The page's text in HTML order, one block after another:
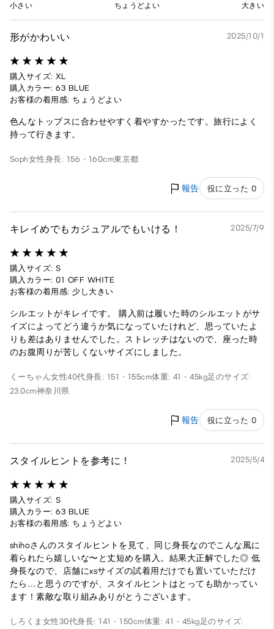
小さい ちょうどよい 大きい
形がかわいい 2025/10/1
購入サイズ: XL
購入カラー: 63 BLUE
お客様の着用感: ちょうどよい
色んなトップスに合わせやすく着やすかったです。旅行によく
持って行きます。
Soph女性身長: 156 - 160cm東京都
報告 役に立った 0
キレイめでもカジュアルでもいける！ 2025/7/9
購入サイズ: S
購入カラー: 01 OFF WHITE
お客様の着用感: 少し大きい
シルエットがキレイです。 購入前は履いた時のシルエットがサ
イズによってどう違うか気になっていたけれど、思っていたよ
りも差はありませんでした。ストレッチはないので、座った時
のお腹周りが苦しくないサイズにしました。
くーちゃん女性40代身長: 151 - 155cm体重: 41 - 45kg足のサイズ:
23.0cm神奈川県
報告 役に立った 0
スタイルヒントを参考に！ 2025/5/4
購入サイズ: S
購入カラー: 63 BLUE
お客様の着用感: ちょうどよい
shihoさんのスタイルヒントを見て、同じ身長なのでこんな風に
着られたら嬉しいな〜と丈短めを購入。結果大正解でした◎ 低
身長なので、店舗にxsサイズの試着用だけでも置いていただけ
たら…と思うのですが、スタイルヒントはとっても助かってい
ます！素敵な取り組みありがとうございます。
しろくま 女性30代身長: 141 - 150cm体重: 41 - 45kg足のサイズ: